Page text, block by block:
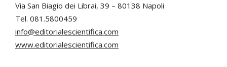
Via San Biagio dei Librai, 39 – 80138 Napoli
Tel. 081.5800459
info@editorialescientifica.com
www.editorialescientifica.com